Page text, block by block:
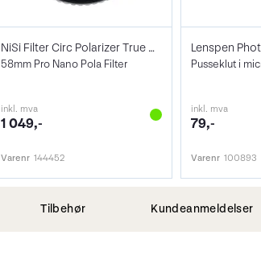
NiSi Filter Circ Polarizer True Color 58
58mm Pro Nano Pola Filter
inkl. mva
1 049,-
Varenr 144452
Pusseklut i
inkl. mva
79,-
Varenr 100893
Tilbehør Kundeanmeldelser